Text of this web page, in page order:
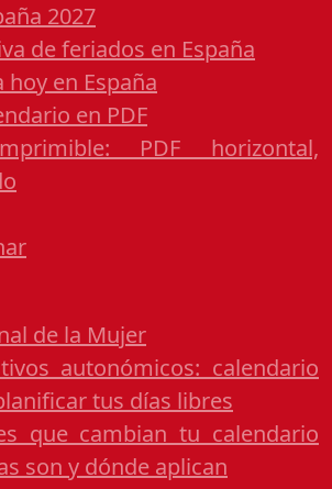
2027
de feriados en España
hoy en España
en PDF
PDF horizontal,
de la Mujer
autonómicos: calendario
tus días libres
que cambian tu calendario
son y dónde aplican